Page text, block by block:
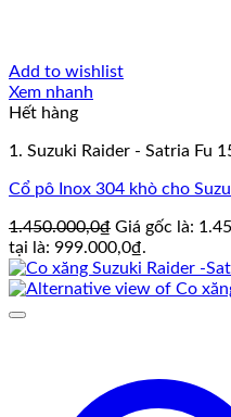
Add to wishlist
Xem nhanh
Hết hàng
1. Suzuki Raider - Satria Fu
Cổ pô Inox 304 khò cho
1.450.000,0₫ Giá gốc là:
tại là: 999.000,0₫.